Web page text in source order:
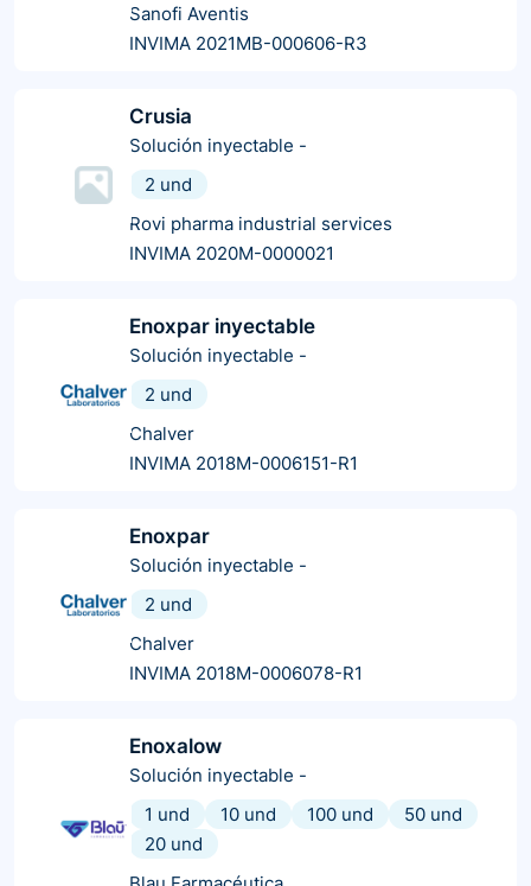
Sanofi Aventis
INVIMA 2021MB-000606-R3
Crusia
Solución inyectable -
2 und
Rovi pharma industrial services
INVIMA 2020M-0000021
Enoxpar inyectable
Solución inyectable -
2 und
Chalver
INVIMA 2018M-0006151-R1
Enoxpar
Solución inyectable -
2 und
Chalver
INVIMA 2018M-0006078-R1
Enoxalow
Solución inyectable -
1 und
10 und 100 und
50 und
20 und